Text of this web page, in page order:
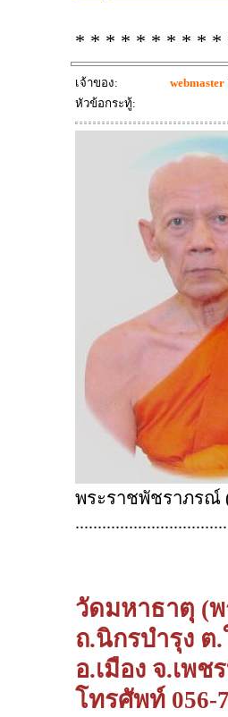
* * * * * * * * *
เจ้าของ: webmaster
หัวข้อกระทู้:
พระราชพัชราภรณ์
วัดมหาธาตุ (
ถ.นิกรบำรุง ต.
อ.เมือง จ.เพช
โทรศัพท์ 056-